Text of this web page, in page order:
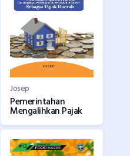
Josep
Pemerintahan
Mengalihkan Pajak